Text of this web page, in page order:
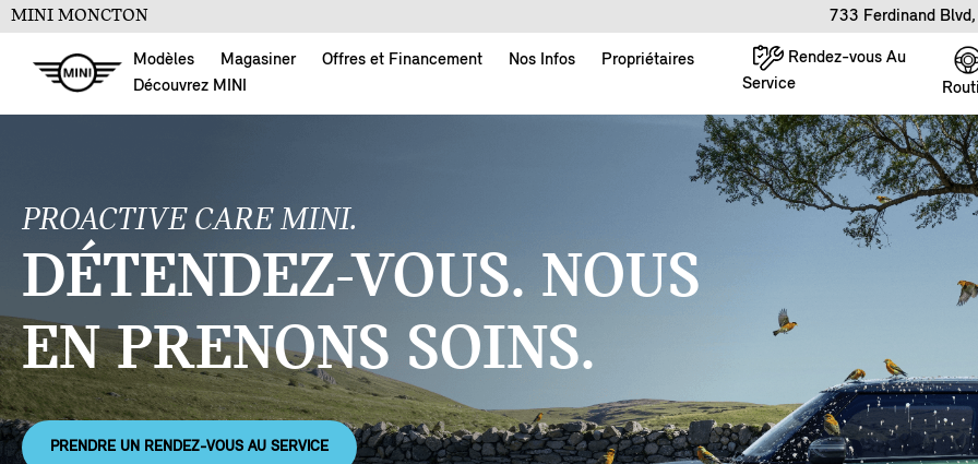
MINI MONCTON 733 Ferdinand
Modèles Magasiner Offres et Financement Nos Infos
Propriétaires
Découvrez MINI
Rendez-vous Au
Service
PROACTIVE CARE MINI.
DÉTENDEZ-VOUS. NOUS
EN PRENONS SOINS.
PRENDRE UN RENDEZ-VOUS AU SERVICE